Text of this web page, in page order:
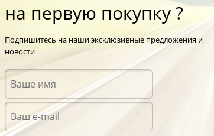
Toyo Proxes T1 Sport SUV 225/60 R17 60R
на первую покупку ?
Подпишитесь на наши эксклюзивные предложения и
новости